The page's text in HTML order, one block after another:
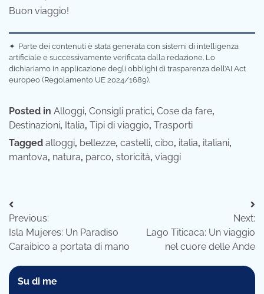
Buon viaggio!
✦ Parte dei contenuti è stata generata con sistemi di intelligenza
artificiale e successivamente verificata dalla redazione. Lo
dichiariamo in applicazione degli obblighi di trasparenza dell’AI Act
europeo (Regolamento UE 2024/1689).
Posted in Alloggi, Consigli pratici, Cose da fare,
Destinazioni, Italia, Tipi di viaggio, Trasporti
Tagged alloggi, bellezze, castelli, cibo, italia, italiani,
mantova, natura, parco, storicità, viaggi
Navigazione
articoli
Previous:
Isla Mujeres: Un Paradiso
Caraibico a portata di mano
Next:
Lago Titicaca: Un viaggio
nel cuore delle Ande
Su di me